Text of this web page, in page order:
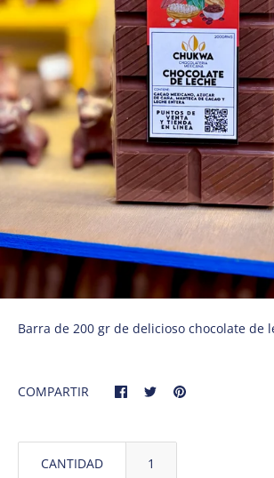
Barra de 200 gr de delicioso chocolate de
COMPARTIR
CANTIDAD